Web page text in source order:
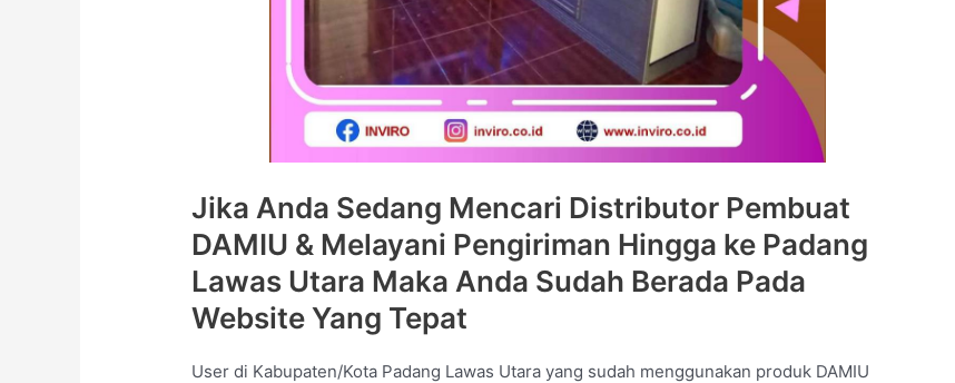
Jika Anda Sedang Mencari Distributor Pembuat
DAMIU & Melayani Pengiriman Hingga ke Padang
Lawas Utara Maka Anda Sudah Berada Pada
Website Yang Tepat
User di Kabupaten/Kota Padang Lawas Utara yang sudah menggunakan produk DAMIU